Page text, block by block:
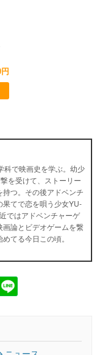
科で映画史を学ぶ。幼少
を受けて、ストーリー
持つ。その後アドベンチ
果てで恋を唄う少女YU-
ではアドベンチャーゲ
論とビデオゲームを繋
てる今日この頃。